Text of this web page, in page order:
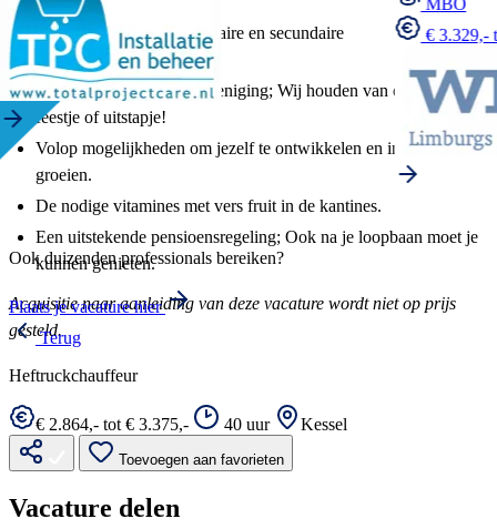
Een goed pakket aan primaire en secundaire
arbeidsvoorwaarden.
Een actieve personeelsvereniging; Wij houden van een goed
feestje of uitstapje!
Volop mogelijkheden om jezelf te ontwikkelen en intern te
groeien.
De nodige vitamines met vers fruit in de kantines.
Een uitstekende pensioensregeling; Ook na je loopbaan moet je
kunnen genieten.
Acquisitie naar aanleiding van deze vacature wordt niet op prijs
gesteld.
€ 3.329,-
Ook duizenden professionals bereiken?
Plaats je vacature hier
Terug
Heftruckchauffeur
€ 2.864,- tot € 3.375,- 40 uur Kessel
Toevoegen aan favorieten
Vacature delen